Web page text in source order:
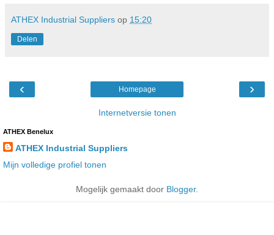
ATHEX Industrial Suppliers op 15:20
Delen
‹ ›
Homepage
Internetversie tonen
ATHEX Benelux
ATHEX Industrial Suppliers
Mijn volledige profiel tonen
Mogelijk gemaakt door Blogger.